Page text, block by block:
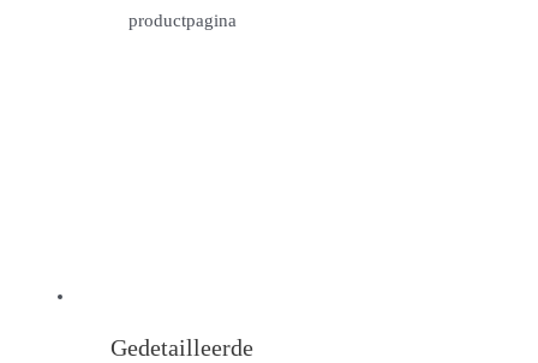
productpagina
Gedetailleerde